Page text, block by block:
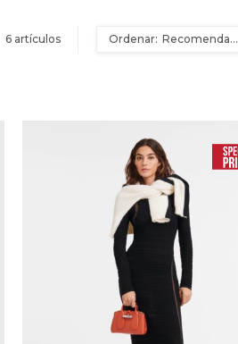
6 artículos Recomendados